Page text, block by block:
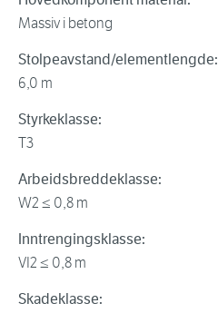
Massiv i betong
Stolpeavstand/elementlengde:
6,0 m
Styrkeklasse:
T3
Arbeidsbreddeklasse:
W2 ≤ 0,8 m
Inntrengingsklasse:
VI2 ≤ 0,8 m
Skadeklasse: